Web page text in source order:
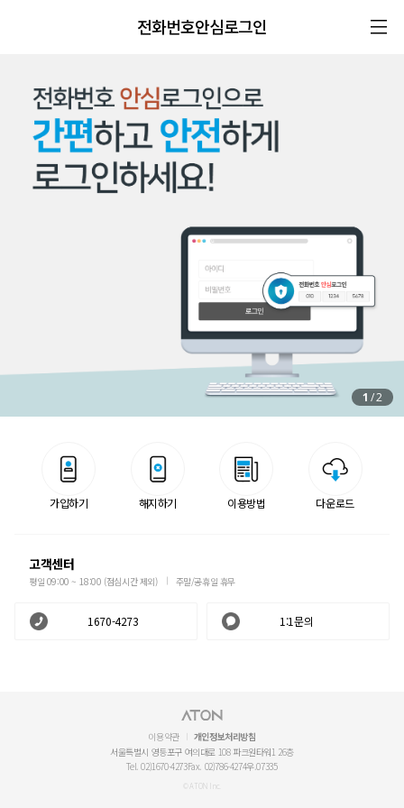
전화번호안심로그인
1 /2
가입하기 해지하기 이용방법 다운로드
고객센터
평일 09:00 ~ 18:00 (점심시간 제외) 주말/공휴일 휴무
1670-4273 1:1문의
이용약관
개인정보처리방침
서울특별시 영등포구 여의대로 108 파크원타워1 26층
Tel. 02)1670-4273Fax. 02)786-4274우.07335
© ATON Inc.